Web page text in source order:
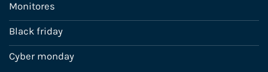
Monitores
Black friday
Cyber monday